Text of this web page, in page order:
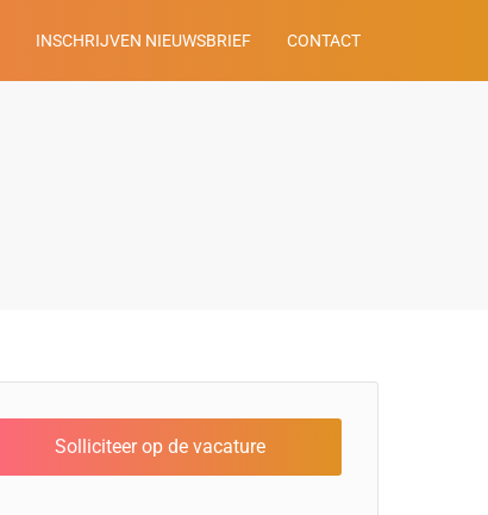
INSCHRIJVEN NIEUWSBRIEF CONTACT